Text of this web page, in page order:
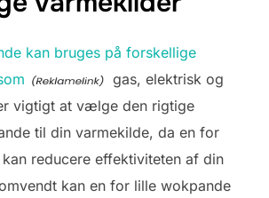
kan bruges på forskellige
gas, elektrisk og
vigtigt at vælge den rigtige
til din varmekilde, da en for
reducere effektiviteten af din
kan en for lille wokpande